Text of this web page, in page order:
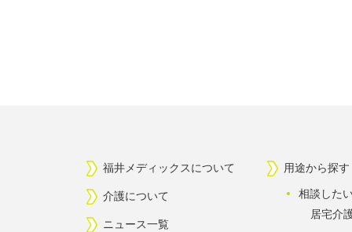
福井メディックスについて
介護について
ニュース一覧
用途から探す
相談した
居宅介